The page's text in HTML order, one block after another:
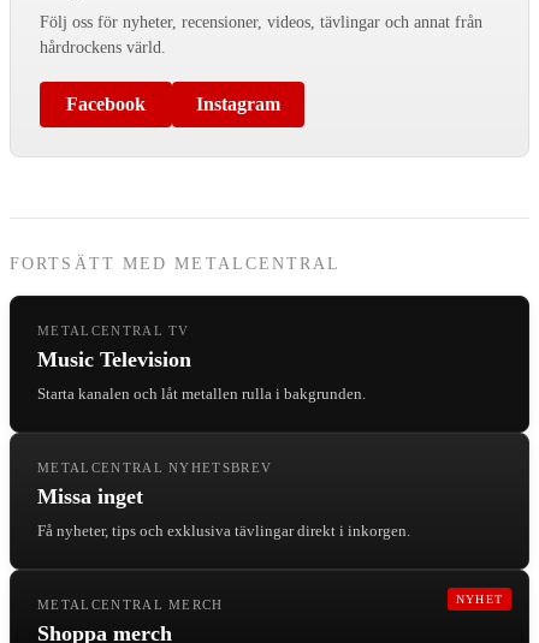
Följ oss för nyheter, recensioner, videos, tävlingar och annat från
hårdrockens värld.
Facebook Instagram
FORTSÄTT MED METALCENTRAL
METALCENTRAL TV
Music Television
Starta kanalen och låt metallen rulla i bakgrunden.
METALCENTRAL NYHETSBREV
Missa inget
Få nyheter, tips och exklusiva tävlingar direkt i inkorgen.
NYHET
METALCENTRAL MERCH
Shoppa merch